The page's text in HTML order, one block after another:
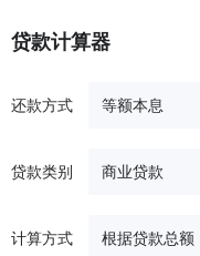
贷款计算器
还款方式 等额本息
贷款类别 商业贷款
计算方式 根据贷款总额